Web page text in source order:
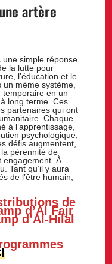
artère
une simple réponse
la lutte pour
l’éducation et le
un même système,
temporaire en un
long terme. Ces
partenaires qui ont
Chaque
à l’apprentissage,
psychologique,
défis augmentent,
pérennité de
engagement. À
Tant qu’il y aura
de l’être humain,
de
d’Al Fajr
d’Al-Hilal